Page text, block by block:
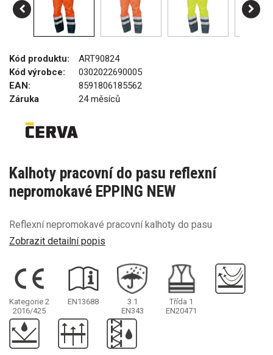
Kód produktu:
ART90824
Kód výrobce:
0302022690005
EAN:
8591806185562
Záruka
24 měsíců
Kalhoty pracovní do pasu reflexní
nepromokavé EPPING NEW
Reflexní nepromokavé pracovní kalhoty do pasu
Zobrazit detailní popis
Kategorie 2
2016/425
EN13688 3 1
EN343
Třída 1
EN20471